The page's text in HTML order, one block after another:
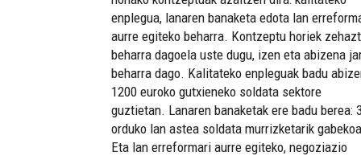
enplegua, lanaren banaketa edota lan
aurre egiteko beharra. Kontzeptu horiek
beharra dagoela uste dugu, izen eta abizena
beharra dago. Kalitateko enpleguak badu
1200 euroko gutxieneko soldata sektore
guztietan. Lanaren banaketak ere badu berea:
orduko lan astea soldata murrizketarik
Eta lan erreformari aurre egiteko, negoziazio